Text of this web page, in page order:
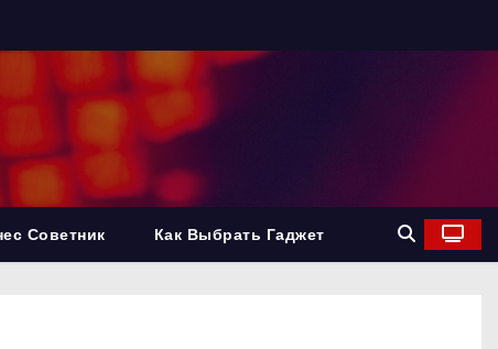
Советник Как Выбрать Гаджет